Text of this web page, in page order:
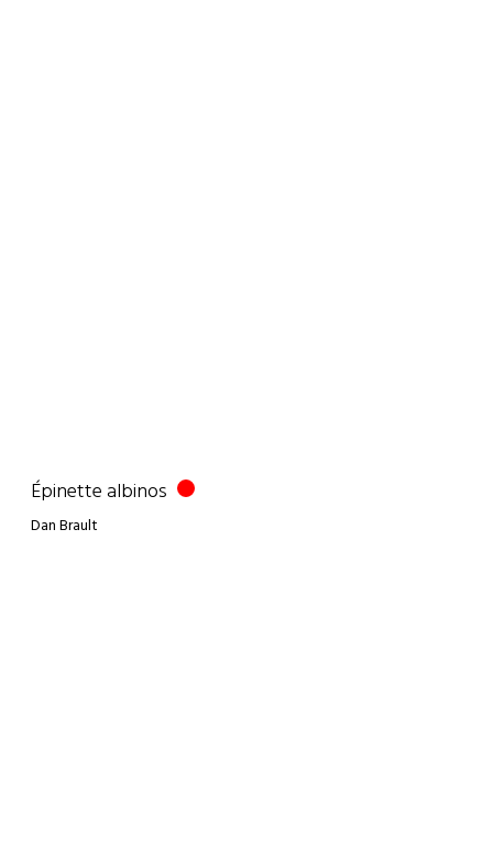
Épinette albinos
Dan Brault